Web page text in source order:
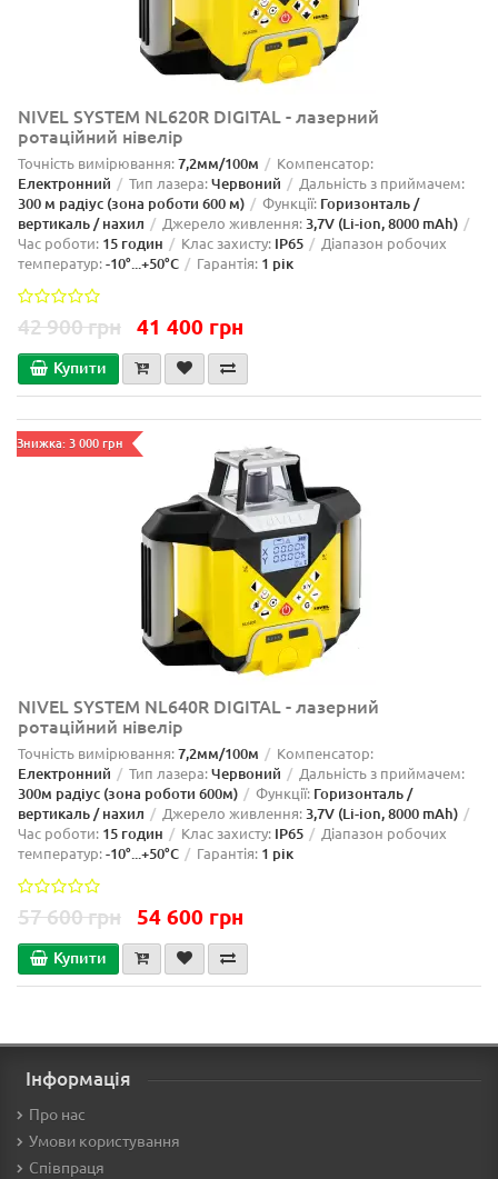
NIVEL SYSTEM NL620R DIGITAL - лазерний
ротаційний нівелір
Точність вимірювання:7,2мм/100м Компенсатор:
Електронний Тип лазера:Червоний Дальність з приймачем:
300 м радіус (зона роботи 600 м) Функції: Горизонталь /
вертикаль / нахил
Джерело живлення:3,7V (Li-ion, 8000 mAh)
Час роботи: 15 годин Клас захисту: IP65
Діапазон робочих
температур:-10°...+50°C Гарантія: 1 рік
42 900 грн 41 400 грн
Купити
Знижка: 3 000 грн
NIVEL SYSTEM NL640R DIGITAL - лазерний
ротаційний нівелір
Точність вимірювання:7,2мм/100м Компенсатор:
Електронний Тип лазера:Червоний Дальність з приймачем:
300м радіус (зона роботи 600м) Функції: Горизонталь /
вертикаль / нахил
Джерело живлення:3,7V (Li-ion, 8000 mAh)
Час роботи: 15 годин Клас захисту: IP65
Діапазон робочих
температур:-10°...+50°C Гарантія: 1 рік
57 600 грн 54 600 грн
Купити
Інформація
Про нас
Умови користування
Співпраця